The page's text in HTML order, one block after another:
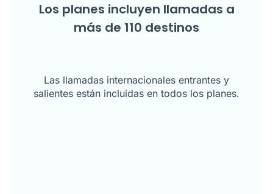
Los planes incluyen llamadas a
más de 110 destinos
Las llamadas internacionales entrantes y
salientes están incluidas en todos los planes.